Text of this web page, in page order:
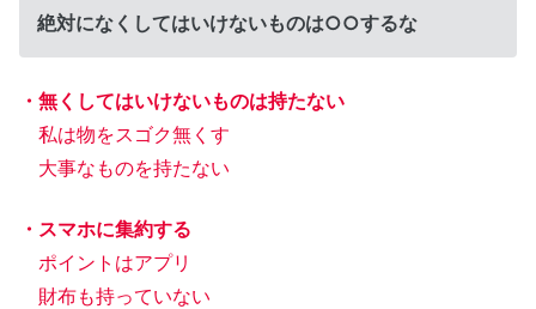
絶対になくしてはいけないものは○○するな
・無くしてはいけないものは持たない
私は物をスゴク無くす
大事なものを持たない
・スマホに集約する
ポイントはアプリ
財布も持っていない